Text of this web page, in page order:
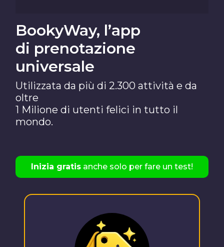
BookyWay, l’app
di prenotazione
universale
Utilizzata da più di 2.300 attività e da
oltre
1 Milione di utenti felici in tutto il
mondo.
Inizia gratis anche solo per fare un test!